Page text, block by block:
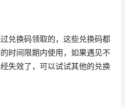
兑换码领取的，这些兑换码都
时间限期内使用，如果遇见不
失效了，可以试试其他的兑换